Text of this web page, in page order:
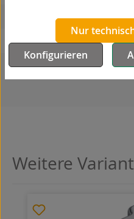
Produkttyp
Material Gehäuse
Oberfläche Gehäuse
Produktgalerie
Weitere
Nur
Konfigurieren